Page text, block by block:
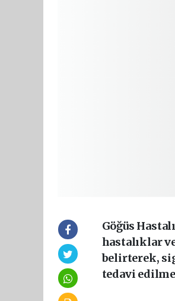
Göğüs
hastalıklar
belirterek,
tedavi